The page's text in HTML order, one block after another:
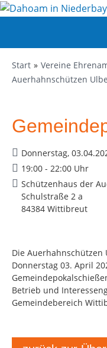
Start
Vereine
Auerhahnschützen
Donnerstag,
19:00 - 22:00 Uhr
Schützenhaus der
Schulstraße 2 a
84384 Wittibreut
Die Auerhahnschützen
Donnerstag 03. April
Betrieb und
Gemeindebereich